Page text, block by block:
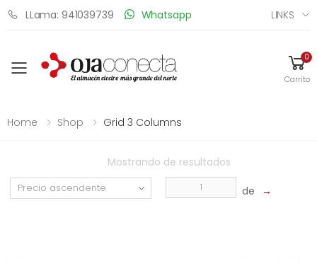
LLama: 941039739 Whatsapp LINKS
Toggle mobile menu
0
Carrito
Home Shop Grid 3 Columns
Mostrando de resultados
de →